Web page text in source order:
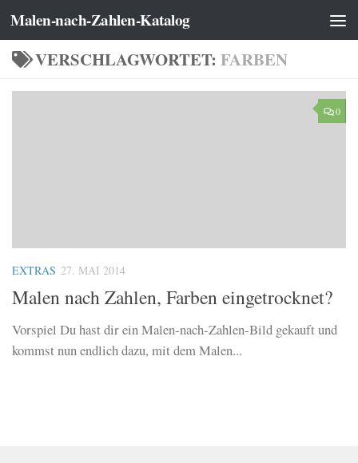
Zum Inhalt springen
Malen-nach-Zahlen-Katalog
VERSCHLAGWORTET: FARBEN
0
EXTRAS 27. MAI 2014
Malen nach Zahlen, Farben eingetrocknet?
Vorspiel Du hast dir ein Malen-nach-Zahlen-Bild gekauft und
kommst nun endlich dazu, mit dem Malen...